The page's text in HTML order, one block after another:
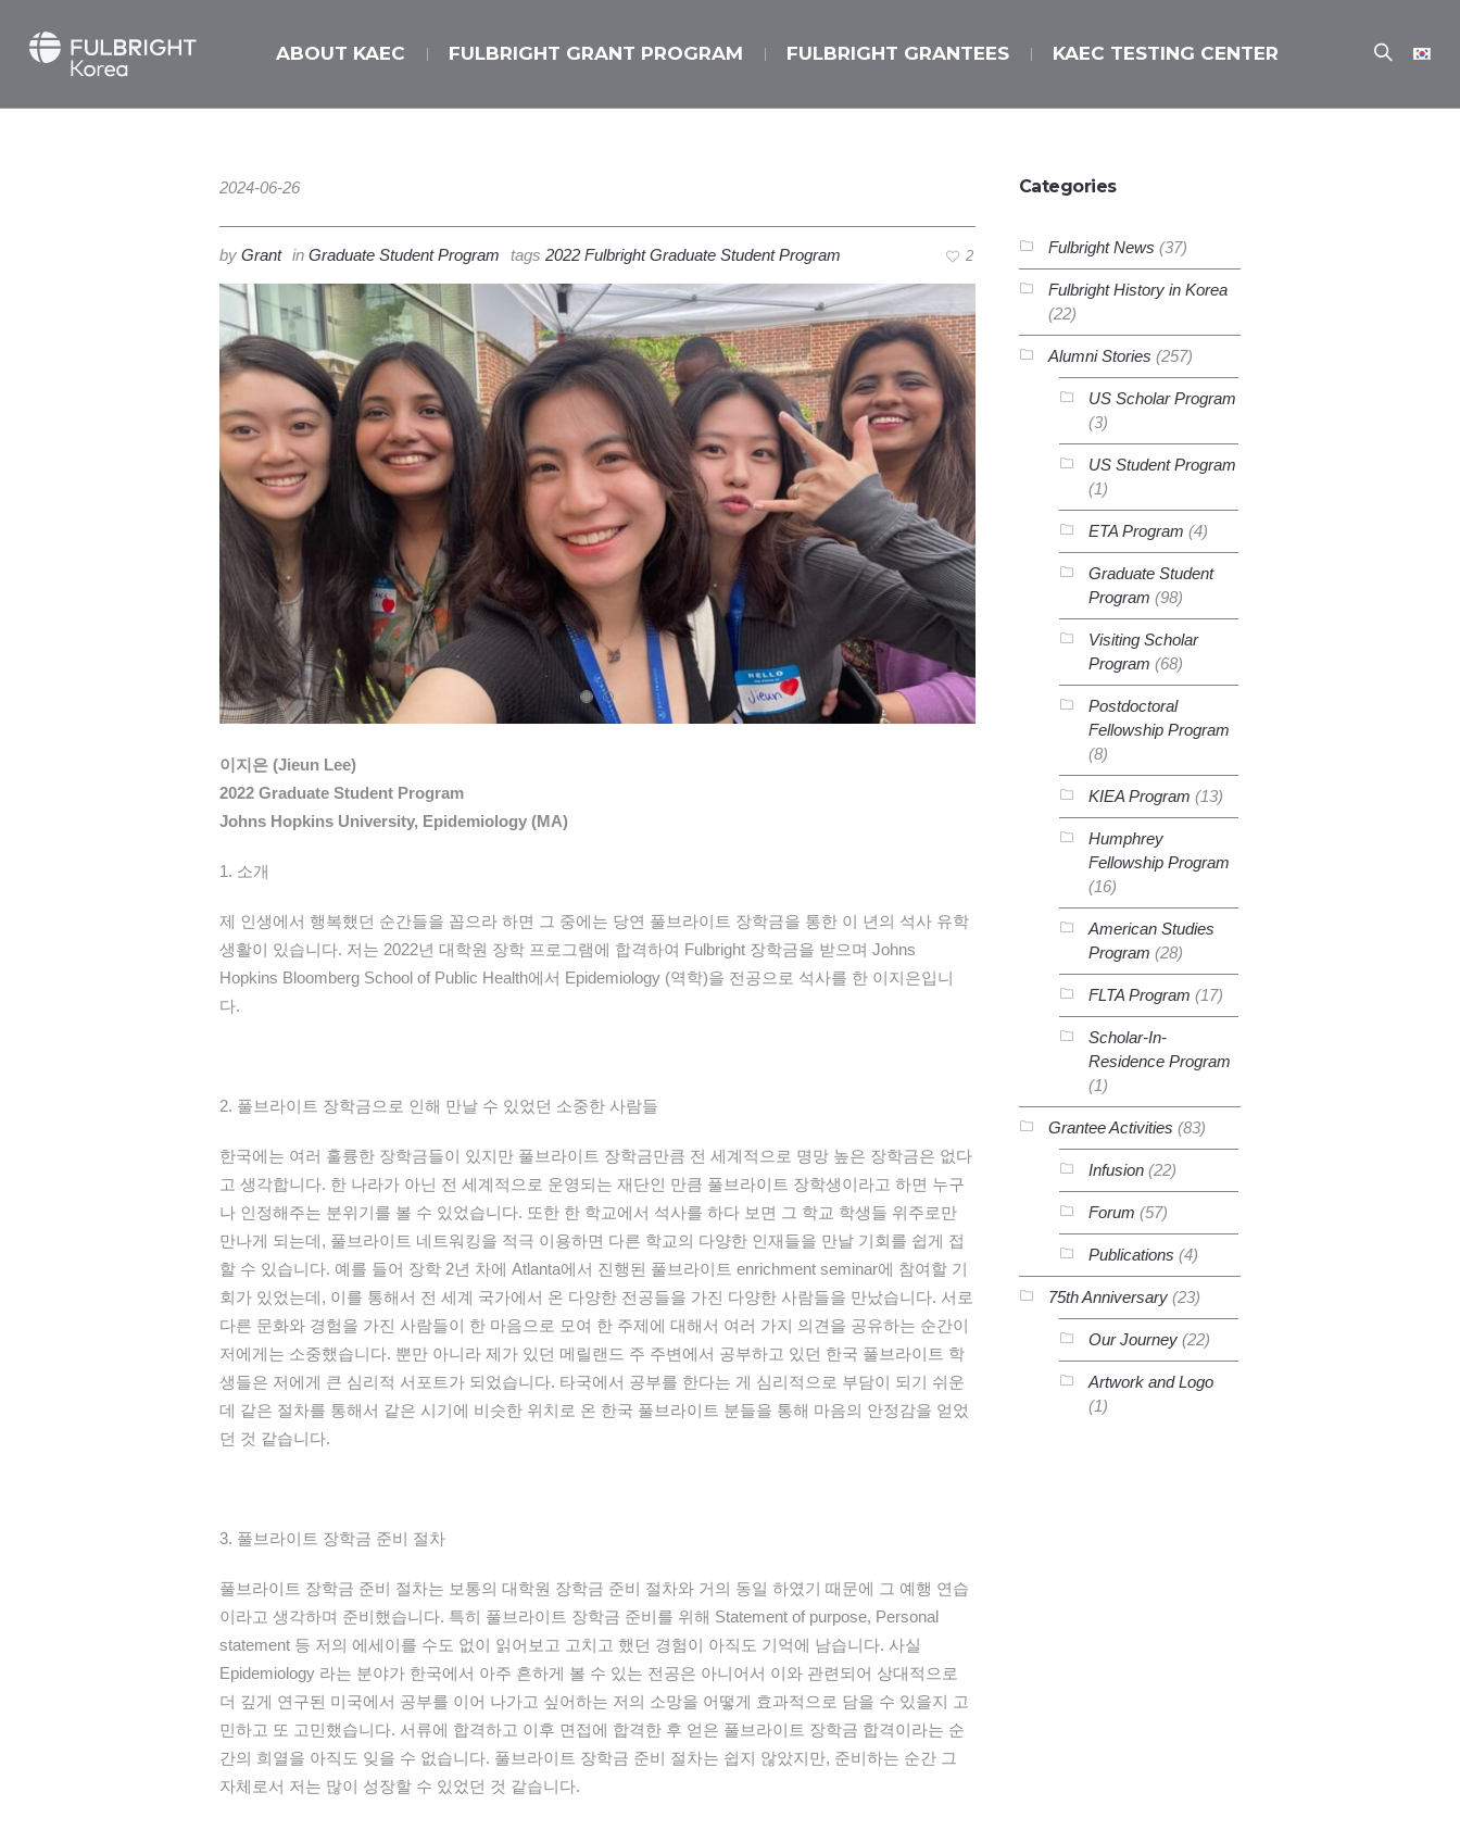
ABOUT KAEC FULBRIGHT GRANT PROGRAM FULBRIGHT GRANTEES KAEC TESTING CENTER
2024-06-26
by Grant in Graduate Student Program tags 2022 Fulbright Graduate Student Program 2
이지은 (Jieun Lee)
2022 Graduate Student Program
Johns Hopkins University, Epidemiology (MA)
1. 소개
제 인생에서 행복했던 순간들을 꼽으라 하면 그 중에는 당연 풀브라이트 장학금을 통한 이 년의 석사 유학
생활이 있습니다. 저는 2022년 대학원 장학 프로그램에 합격하여 Fulbright 장학금을 받으며 Johns
Hopkins Bloomberg School of Public Health에서 Epidemiology (역학)을 전공으로 석사를 한 이지은입니
다.
2. 풀브라이트 장학금으로 인해 만날 수 있었던 소중한 사람들
한국에는 여러 훌륭한 장학금들이 있지만 풀브라이트 장학금만큼 전 세계적으로 명망 높은 장학금은 없다
고 생각합니다. 한 나라가 아닌 전 세계적으로 운영되는 재단인 만큼 풀브라이트 장학생이라고 하면 누구
나 인정해주는 분위기를 볼 수 있었습니다. 또한 한 학교에서 석사를 하다 보면 그 학교 학생들 위주로만
만나게 되는데, 풀브라이트 네트워킹을 적극 이용하면 다른 학교의 다양한 인재들을 만날 기회를 쉽게 접
할 수 있습니다. 예를 들어 장학2년 차에 Atlanta에서 진행된 풀브라이트 enrichment seminar에 참여할 기
회가 있었는데, 이를 통해서 전 세계 국가에서 온 다양한 전공들을 가진 다양한 사람들을 만났습니다. 서로
다른 문화와 경험을 가진 사람들이 한 마음으로 모여 한 주제에 대해서 여러 가지 의견을 공유하는 순간이
저에게는 소중했습니다. 뿐만 아니라 제가 있던 메릴랜드 주 주변에서 공부하고 있던 한국 풀브라이트 학
생들은 저에게 큰 심리적 서포트가 되었습니다. 타국에서 공부를 한다는 게 심리적으로 부담이 되기 쉬운
데 같은 절차를 통해서 같은 시기에 비슷한 위치로 온 한국 풀브라이트 분들을 통해 마음의 안정감을 얻었
던 것 같습니다.
3. 풀브라이트 장학금 준비 절차
풀브라이트 장학금 준비 절차는 보통의 대학원 장학금 준비 절차와 거의 동일 하였기 때문에 그 예행 연습
이라고 생각하며 준비했습니다. 특히 풀브라이트 장학금 준비를 위해 Statement of purpose, Personal
statement 등 저의 에세이를 수도 없이 읽어보고 고치고 했던 경험이 아직도 기억에 남습니다. 사실
Epidemiology 라는 분야가 한국에서 아주 흔하게 볼 수 있는 전공은 아니어서 이와 관련되어 상대적으로
더 깊게 연구된 미국에서 공부를 이어 나가고 싶어하는 저의 소망을 어떻게 효과적으로 담을 수 있을지 고
민하고 또 고민했습니다. 서류에 합격하고 이후 면접에 합격한 후 얻은 풀브라이트 장학금 합격이라는 순
간의 희열을 아직도 잊을 수 없습니다. 풀브라이트 장학금 준비 절차는 쉽지 않았지만, 준비하는 순간 그
자체로서 저는 많이 성장할 수 있었던 것 같습니다.
Categories
Fulbright News (37)
Fulbright History in Korea
(22)
Alumni Stories (257)
US Scholar Program
(3)
US Student Program
(1)
ETA Program (4)
Graduate Student
Program (98)
Visiting Scholar
Program (68)
Postdoctoral
Fellowship Program
(8)
KIEA Program (13)
Humphrey
Fellowship Program
(16)
American Studies
Program (28)
FLTA Program (17)
Scholar-In-
Residence Program
(1)
Grantee Activities (83)
Infusion(22)
Forum (57)
Publications (4)
75th Anniversary(23)
Our Journey(22)
Artwork and Logo
(1)